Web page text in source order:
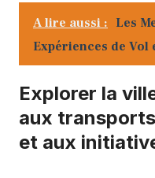
A lire aussi : Les
Expériences de Vol
Explorer la
aux
et aux